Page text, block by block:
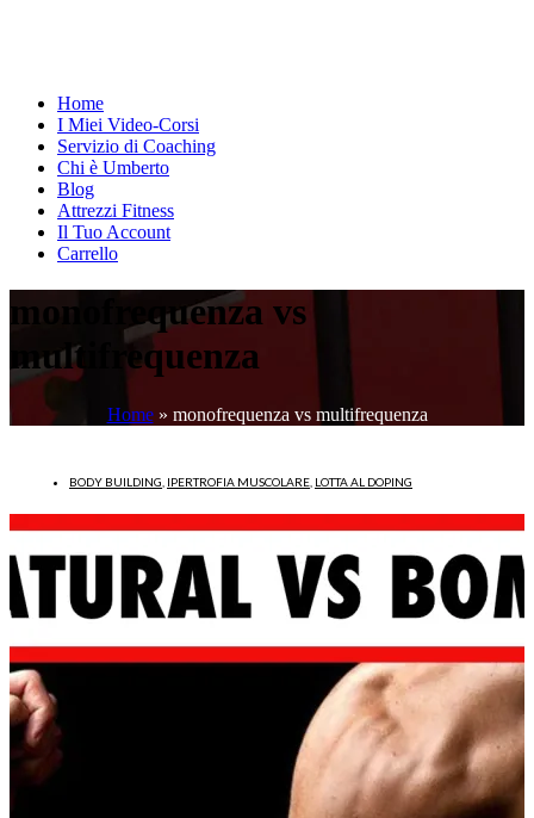
Home
I Miei Video-Corsi
Servizio di Coaching
Chi è Umberto
Blog
Attrezzi Fitness
Il Tuo Account
Carrello
monofrequenza vs
multifrequenza
Home» monofrequenza vs multifrequenza
BODY BUILDING IPERTROFIA MUSCOLARE LOTTA AL DOPING